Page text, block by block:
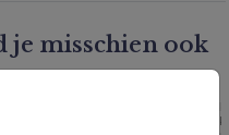
een complete set in
je misschien ook